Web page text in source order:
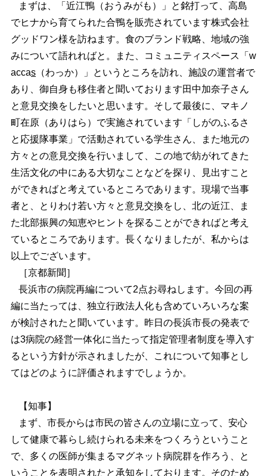
まずは、「近江鴨（おうみがも）」と銘打って、高島
でヒナから育てられた合鴨を販売されています株式会社
グッドワン様を訪ねます。食のブランド戦略、地域の強
みについて語れればと。また、コミュニティスペース「w
accas （わっか）」というところを訪れ、施設の運営者で
あり、御自身も移住者と聞いております田中加奈子さん
と意見交換をしたいと思います。そして最後に、マキノ
町在原（ありはら）で実施されています「しがのふるさ
と応援隊事業」で活動されている学生さん、また地元の
方々との意見交換を行いまして、この地で紡がれてきた
生活文化の中にある大切なことなどを探り、見出すこと
ができればと考えているところであります。現場で当事
者と、とりわけ若い方々と意見交換をし、北の近江、ま
た北部振興の知恵やヒントを探ることができればと考え
ているところであります。長くなりましたが、私からは
以上でございます。
［京都新聞］
長浜市の病院再編について2点お尋ねします。今回の再
編に当たっては、独立行政法人化も含めていろいろな案
が検討されたと聞いています。昨日の長浜市長の発表で
は3病院の経営一体化に当たって指定管理者制度を導入す
るという方針が示されましたが、これについて知事とし
てはどのように評価されますでしょうか。
【知事】
まず、市長からは市民の皆さんの立場に立って、安心
して健康で暮らし続けられる未来をつくろうということ
で、多くの医師が集まるマグネット病院群を作ろう、と
いうことを表明されたと承知をしております。そのため